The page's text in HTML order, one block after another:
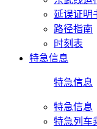
延误证明
路径指南
时刻表
特急信息
特急信息
特急信息
特急列车